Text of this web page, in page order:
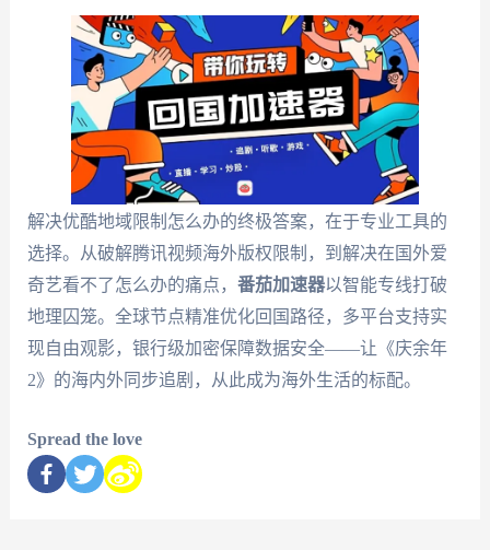
解决优酷地域限制怎么办的终极答案，在于专业工具的
选择。从破解腾讯视频海外版权限制，到解决在国外爱
奇艺看不了怎么办的痛点， 番茄加速器以智能专线打破
地理囚笼。全球节点精准优化回国路径，多平台支持实
现自由观影，银行级加密保障数据安全——让《庆余年
2》的海内外同步追剧，从此成为海外生活的标配。
Spread the love